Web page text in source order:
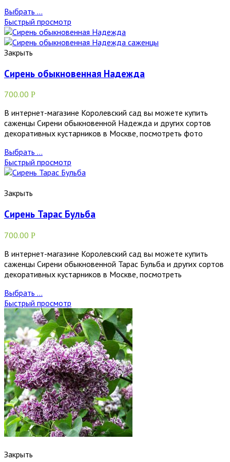
Выбрать ...
Быстрый просмотр
Закрыть
Сирень обыкновенная Надежда
700.00 Р
В интернет-магазине Королевский сад вы можете купить
саженцы Сирени обыкновенной Надежда и других сортов
декоративных кустарников в Москве, посмотреть фото
Выбрать ...
Быстрый просмотр
Закрыть
Сирень Тарас Бульба
700.00 Р
В интернет-магазине Королевский сад вы можете купить
саженцы Сирени обыкновенной Тарас Бульба и других сортов
декоративных кустарников в Москве, посмотреть
Выбрать ...
Быстрый просмотр
Закрыть